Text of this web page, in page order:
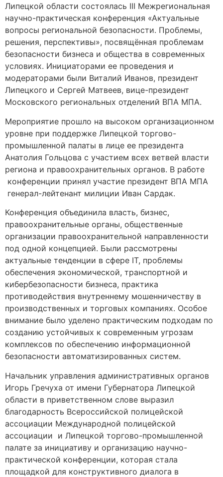
Липецкой области состоялась III Межрегиональная
научно-практическая конференция «Актуальные
вопросы региональной безопасности. Проблемы,
решения, перспективы», посвящённая проблемам
безопасности бизнеса и общества в современных
условиях. Инициаторами ее проведения и
модераторами были Виталий Иванов, президент
Липецкого и Сергей Матвеев, вице-президент
Московского региональных отделений ВПА МПА.
Мероприятие прошло на высоком организационном
уровне при поддержке Липецкой торгово-
промышленной палаты в лице ее президента
Анатолия Гольцова c участием всех ветвей власти
региона и правоохранительных органов. В работе
конференции принял участие президент ВПА МПА
генерал-лейтенант милиции Иван Сардак.
Конференция объединила власть, бизнес,
правоохранительные органы, общественные
организации правоохранительной направленности
под одной концепцией. Были рассмотрены
актуальные тенденции в сфере IT, проблемы
обеспечения экономической, транспортной и
кибербезопасности бизнеса, практика
противодействия внутреннему мошенничеству в
производственных и торговых компаниях. Особое
внимание было уделено практическим подходам по
созданию устойчивых к современным угрозам
комплексов по обеспечению информационной
безопасности автоматизированных систем.
Начальник управления административных органов
Игорь Гречуха от имени Губернатора Липецкой
области в приветственном слове выразил
благодарность Всероссийской полицейской
ассоциации Международной полицейской
ассоциации и Липецкой торгово-промышленной
палате за инициативу и организацию научно-
практической конференции, которая стала
площадкой для конструктивного диалога в